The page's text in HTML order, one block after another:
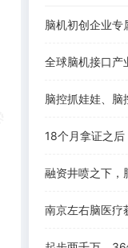
全球脑机接口产